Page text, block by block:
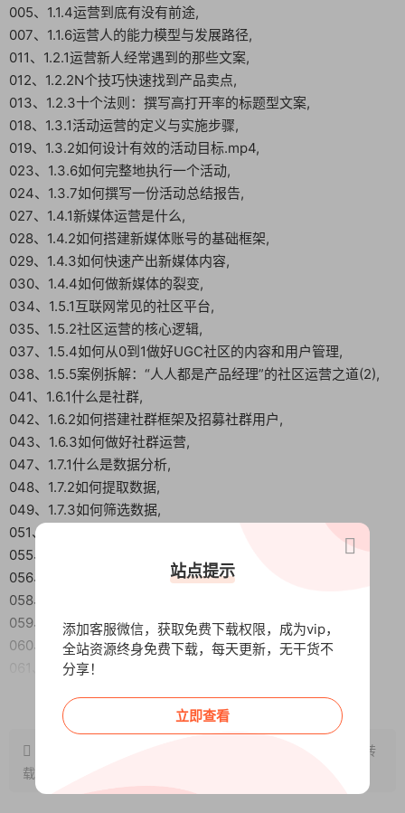
005、1.1.4运营到底有没有前途,
007、1.1.6运营人的能力模型与发展路径,
011、1.2.1运营新人经常遇到的那些文案,
012、1.2.2N个技巧快速找到产品卖点,
013、1.2.3十个法则：撰写高打开率的标题型文案,
018、1.3.1活动运营的定义与实施步骤,
019、1.3.2如何设计有效的活动目标.mp4,
023、1.3.6如何完整地执行一个活动,
024、1.3.7如何撰写一份活动总结报告,
027、1.4.1新媒体运营是什么,
028、1.4.2如何搭建新媒体账号的基础框架,
029、1.4.3如何快速产出新媒体内容,
030、1.4.4如何做新媒体的裂变,
034、1.5.1互联网常见的社区平台,
035、1.5.2社区运营的核心逻辑,
037、1.5.4如何从0到1做好UGC社区的内容和用户管理,
038、1.5.5案例拆解：“人人都是产品经理”的社区运营之道(2),
041、1.6.1什么是社群,
042、1.6.2如何搭建社群框架及招募社群用户,
043、1.6.3如何做好社群运营,
047、1.7.1什么是数据分析,
048、1.7.2如何提取数据,
049、1.7.3如何筛选数据,
051、1.7.5数据简报的撰写,
055、1.8.1如何找到免费低成本的渠道,
056、1.8.2N种不花钱也能做的渠道推广方式,
058、1.9.1课程总结,
059、1.9.2运营经理的职业素养,
060、2.0.0第二期开刊词,
061、2.1.1新媒体的现象、传播变化趋势,
066、2.1.6关于微信公众号运营的N个必知,
067、2.1.7_盘点主流新媒体平台的小规则,
068、2.2.1爽文or广告文，先搞清你写的是什么,
069、2.2.2_选题不易，如何选择合适的？,
阅读全文
，转
载请注明出处~~~
站点提示
添加客服微信，获取免费下载权限，成为vip，
全站资源终身免费下载，每天更新，无干货不
分享！
立即查看